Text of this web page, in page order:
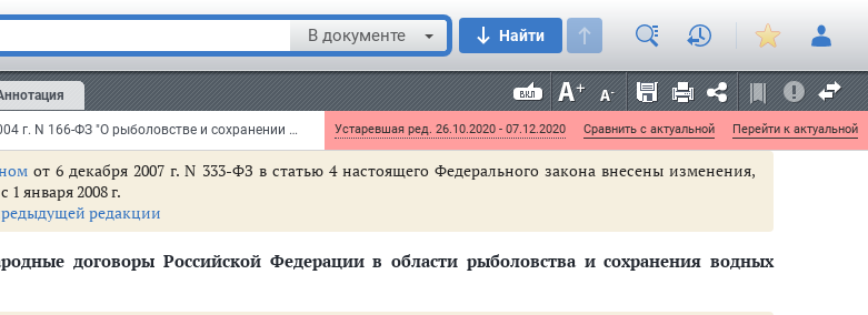
В документе Найти
Федеральный закон от 20 декабря 2004 г. N 166-ФЗ "О рыболовстве и сохранении водных биологических ресурсов" Устаревшая ред. 26.10.2020 - 07.12.2020 Сравнить с актуальной Перейти к актуальной
регулирования отношений в области рыболовства и сохранения водных биоресурсов,
с функционированием территорий опережающего социально-экономического развития,
законом"О территориях опережающего социально-экономического развития в
от 6 декабря 2007 г. N 333-ФЗ в статью 4 настоящего Федерального закона внесены изменения,
с 1 января 2008 г.
редакции
договоры Российской Федерации в области рыболовства и сохранения водных